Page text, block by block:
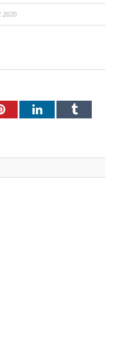
2020
PinterestLinkedInTumblr